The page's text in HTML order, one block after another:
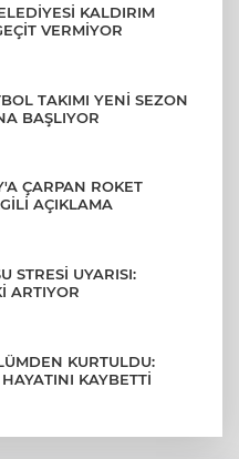
KALDIRIM
VERMİYOR
TAKIMI YENİ SEZON
BAŞLIYOR
ÇARPAN ROKET
AÇIKLAMA
STRESİ UYARISI:
ARTIYOR
KURTULDU:
KAYBETTİ